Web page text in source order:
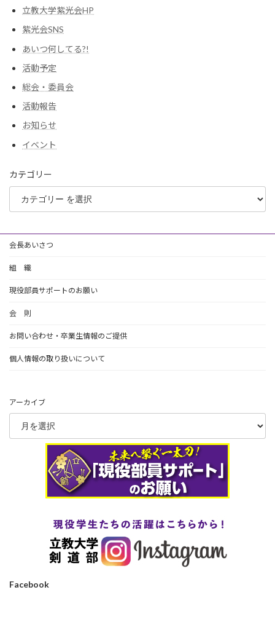
立教大学紫光会HP
紫光会SNS
あいつ何してる?!
活動予定
総会・委員会
活動報告
お知らせ
イベント
カテゴリー
会長あいさつ
組 織
現役部員サポートのお願い
会 則
お問い合わせ・卒業生情報のご提供
個人情報の取り扱いについて
アーカイブ
Facebook